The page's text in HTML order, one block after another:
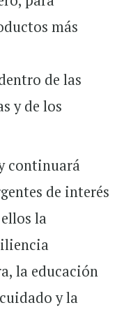
más
de las
y de los
continuará
de interés
la
la educación
y la